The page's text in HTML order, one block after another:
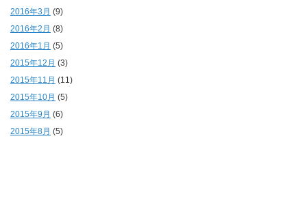
2016年3月 (9)
2016年2月 (8)
2016年1月 (5)
2015年12月 (3)
2015年11月 (11)
2015年10月 (5)
2015年9月 (6)
2015年8月 (5)